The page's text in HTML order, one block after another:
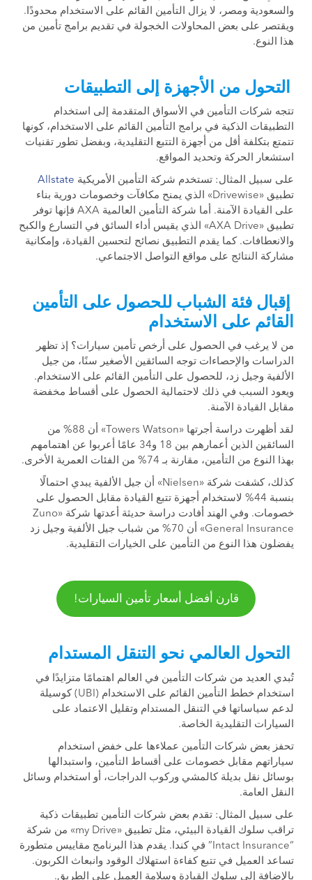
والسعودية ومصر، لا يزال التأمين القائم على الاستخدام محدودًا.
ويقتصر على بعض المحاولات الخجولة في تقديم برامج تأمين من
هذا النوع.
التحول من الأجهزة إلى التطبيقات
تتجه شركات التأمين في الأسواق المتقدمة إلى استخدام
التطبيقات الذكية في برامج التأمين القائم على الاستخدام، كونها
تتمتع بتكلفة أقل من أجهزة التتبع التقليدية، وبفضل تطور تقنيات
استشعار الحركة وتحديد المواقع.
على سبيل المثال: تستخدم شركة التأمين الأمريكية Allstate
تطبيق «Drivewise» الذي يمنح مكافآت وخصومات دورية بناء
على القيادة الآمنة. أما شركة التأمين العالمية AXA فإنها توفر
تطبيق «AXA Drive» الذي يقيس أداء السائق في التسارع والكبح
والانعطافات. كما يقدم التطبيق نصائح لتحسين القيادة، وإمكانية
مشاركة النتائج على مواقع التواصل الاجتماعي.
إقبال فئة الشباب للحصول على التأمين
القائم على الاستخدام
من لا يرغب في الحصول على أرخص تأمين سيارات؟ إذ تظهر
الدراسات والإحصاءات توجه السائقين الأصغير سنًا، من جيل
الألفية وجيل زد، للحصول على التأمين القائم على الاستخدام.
ويعود السبب في ذلك لاحتمالية الحصول على أقساط مخفضة
مقابل القيادة الآمنة.
لقد أظهرت دراسة أجرتها «Towers Watson» أن 88% من
السائقين الذين أعمارهم بين 18 و34 عامًا أعربوا عن اهتمامهم
بهذا النوع من التأمين، مقارنة بـ 74% من الفئات العمرية الأخرى.
كذلك، كشفت شركة «Nielsen» أن جيل الألفية يبدي احتمالًا
بنسبة 44% لاستخدام أجهزة تتبع القيادة مقابل الحصول على
خصومات. وفي الهند أفادت دراسة حديثة أعدتها شركة «Zuno
General Insurance» أن 70% من شباب جيل الألفية وجيل زد
يفضلون هذا النوع من التأمين على الخيارات التقليدية.
قارن أفضل أسعار تأمين السيارات!
التحول العالمي نحو التنقل المستدام
تُبدي العديد من شركات التأمين في العالم اهتمامًا متزايدًا في
استخدام خطط التأمين القائم على الاستخدام (UBI) كوسيلة
لدعم سياساتها في التنقل المستدام وتقليل الاعتماد على
السيارات التقليدية الخاصة.
تحفز بعض شركات التأمين عملاءها على خفض استخدام
سياراتهم مقابل خصومات على أقساط التأمين، واستبدالها
بوسائل نقل بديلة كالمشي وركوب الدراجات، أو استخدام وسائل
النقل العامة.
على سبيل المثال: تقدم بعض شركات التأمين تطبيقات ذكية
تراقب سلوك القيادة البيئي، مثل تطبيق «my Drive» من شركة
“Intact Insurance” في كندا. يقدم هذا البرنامج مقاييس متطورة
تساعد العميل في تتبع كفاءة استهلاك الوقود وانبعاث الكربون.
بالإضافة إلى سلوك القيادة وسلامة العميل على الطريق.